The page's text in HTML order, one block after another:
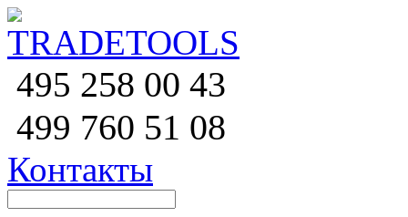
495 258 00 43
499 760 51 08
Контакты